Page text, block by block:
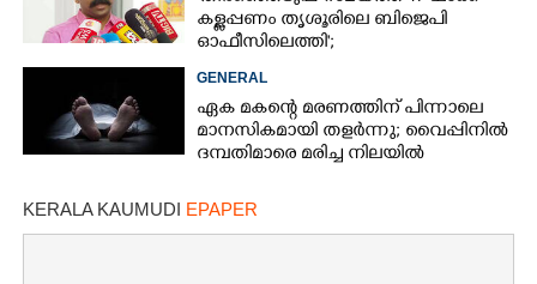
കള്ളപ്പണം തൃശൂരിലെ ബിജെപി
ഓഫീസിലെത്തി';
സെക്രട്ടറി
GENERAL
ഏക മകന്റെ മരണത്തിന് പിന്നാലെ
മാനസികമായി തളർന്നു; വൈപ്പിനിൽ
ദമ്പതിമാരെ മരിച്ച നിലയിൽ
KERALA KAUMUDI EPAPER